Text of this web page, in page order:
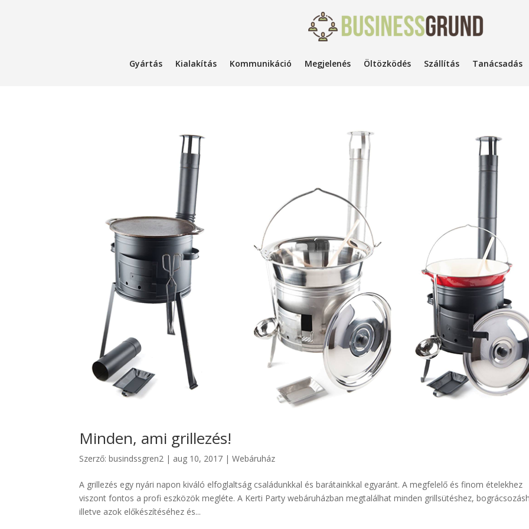
Gyártás Kialakítás Kommunikáció Megjelenés Öltözködés Szállítás Tanácsadás
Minden, ami grillezés!
Szerző:busindssgren2 | aug 10, 2017 |Webáruház
A grillezés egy nyári napon kiváló elfoglaltság családunkkal és barátainkkal egyaránt. A megfelelő és finom ételekhez
viszont fontos a profi eszközök megléte. A Kerti Party webáruházban megtalálhat minden grillsütéshez,
illetve azok előkészítéséhez és...